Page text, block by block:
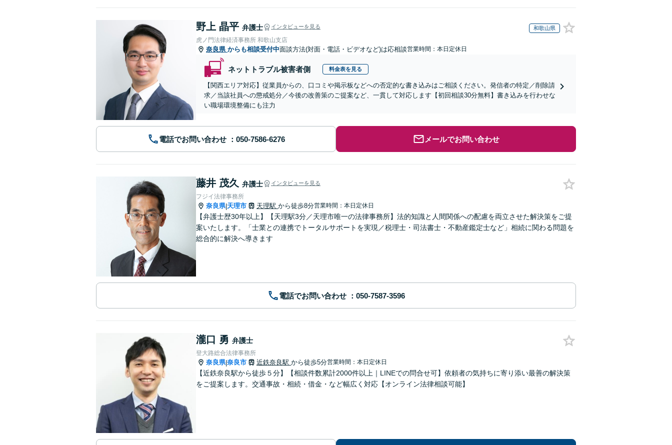
野上 晶平 弁護士 インタビューを見る 和歌山県
虎ノ門法律経済事務所 和歌山支店
奈良県 からも相談受付中面談方法(対面・電話・ビデオなど)は応相談営業時間：本日定休日
ネットトラブル被害者側 料金表を見る
【関西エリア対応】従業員からの、口コミや掲示板などへの否定的な書き込みはご相談ください。発信者の特定／削除請
求／当該社員への懲戒処分／今後の改善策のご提案など、一貫して対応します【初回相談30分無料】書き込みを行わせな
い職場環境整備にも注力
電話でお問い合わせ メールでお問い合わせ
藤井 茂久 弁護士 インタビューを見る
フジイ法律事務所
奈良県|天理市 天理駅 から徒歩8分営業時間：本日定休日
【弁護士歴30年以上】【天理駅3分／天理市唯一の法律事務所】法的知識と人間関係への配慮を両立させた解決策をご提
案いたします。「士業との連携でトータルサポートを実現／税理士・司法書士・不動産鑑定士など」相続に関わる問題を
総合的に解決へ導きます
電話でお問い合わせ
瀧口 勇 弁護士
登大路総合法律事務所
奈良県|奈良市 近鉄奈良駅 から徒歩5分営業時間：本日定休日
【近鉄奈良駅から徒歩５分】【相談件数累計2000件以上｜LINEでの問合せ可】依頼者の気持ちに寄り添い最善の解決策
をご提案します。交通事故・相続・借金・など幅広く対応【オンライン法律相談可能】